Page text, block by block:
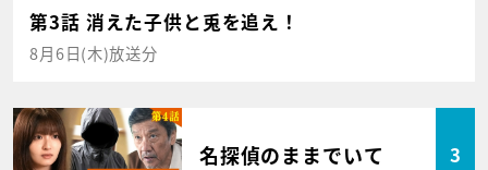
第3話 消えた子供と兎を追え！
8月6日(木)放送分
名探偵のままでいて 3